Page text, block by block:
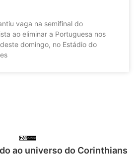
vaga na semifinal do
ao eliminar a Portuguesa nos
domingo, no Estádio do
ao universo do Corinthians